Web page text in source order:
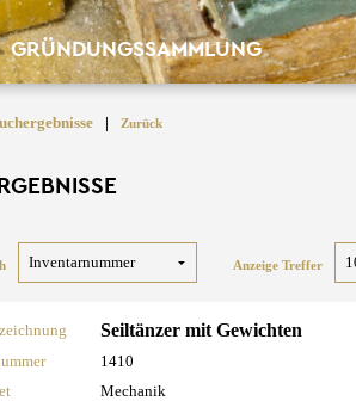
GRÜNDUNGSSAMMLUNG
| Zurück
Anzeige Treffer
Seiltänzer mit Gewichten
1410
Mechanik